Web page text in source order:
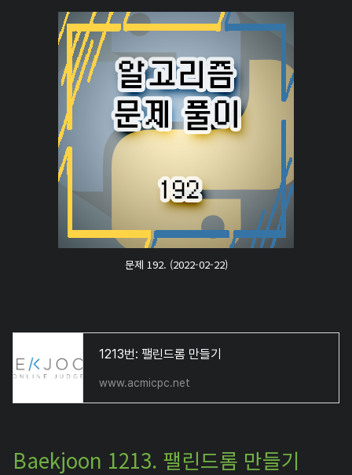
문제 192. (2022-02-22)
1213번: 팰린드롬 만들기
www.acmicpc.net
Baekjoon 1213. 팰린드롬 만들기